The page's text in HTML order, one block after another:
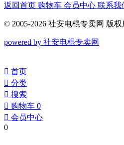
返回首页 购物车 会员中心 联系我
© 2005-2026 社安电棍专卖网 版
powered by 社安电棍专卖网
󰀁 首页
󰀂 分类
󰀃 搜索
󰀄 购物车 0
󰀅 会员中心
0